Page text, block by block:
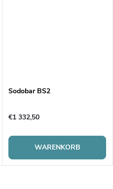
Sodobar BS2
€1 332,50
WARENKORB